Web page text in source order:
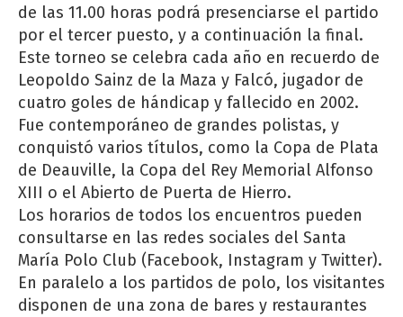
de las 11.00 horas podrá presenciarse el partido
por el tercer puesto, y a continuación la final.
Este torneo se celebra cada año en recuerdo de
Leopoldo Sainz de la Maza y Falcó, jugador de
cuatro goles de hándicap y fallecido en 2002.
Fue contemporáneo de grandes polistas, y
conquistó varios títulos, como la Copa de Plata
de Deauville, la Copa del Rey Memorial Alfonso
XIII o el Abierto de Puerta de Hierro.
Los horarios de todos los encuentros pueden
consultarse en las redes sociales del Santa
María Polo Club (Facebook, Instagram y Twitter).
En paralelo a los partidos de polo, los visitantes
disponen de una zona de bares y restaurantes